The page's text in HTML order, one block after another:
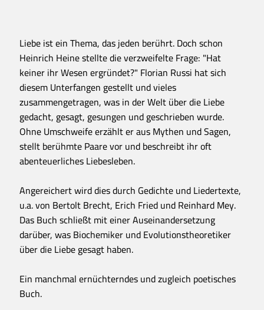
Liebe ist ein Thema, das jeden berührt. Doch schon
Heinrich Heine stellte die verzweifelte Frage: "Hat
keiner ihr Wesen ergründet?" Florian Russi hat sich
diesem Unterfangen gestellt und vieles
zusammengetragen, was in der Welt über die Liebe
gedacht, gesagt, gesungen und geschrieben wurde.
Ohne Umschweife erzählt er aus Mythen und Sagen,
stellt berühmte Paare vor und beschreibt ihr oft
abenteuerliches Liebesleben.
Angereichert wird dies durch Gedichte und Liedertexte,
u.a. von Bertolt Brecht, Erich Fried und Reinhard Mey.
Das Buch schließt mit einer Auseinandersetzung
darüber, was Biochemiker und Evolutionstheoretiker
über die Liebe gesagt haben.
Ein manchmal ernüchterndes und zugleich poetisches
Buch.